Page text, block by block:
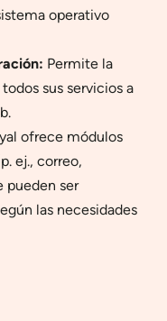
operativo
Permite la
sus servicios a
ofrece módulos
ej., correo,
pueden ser
las necesidades